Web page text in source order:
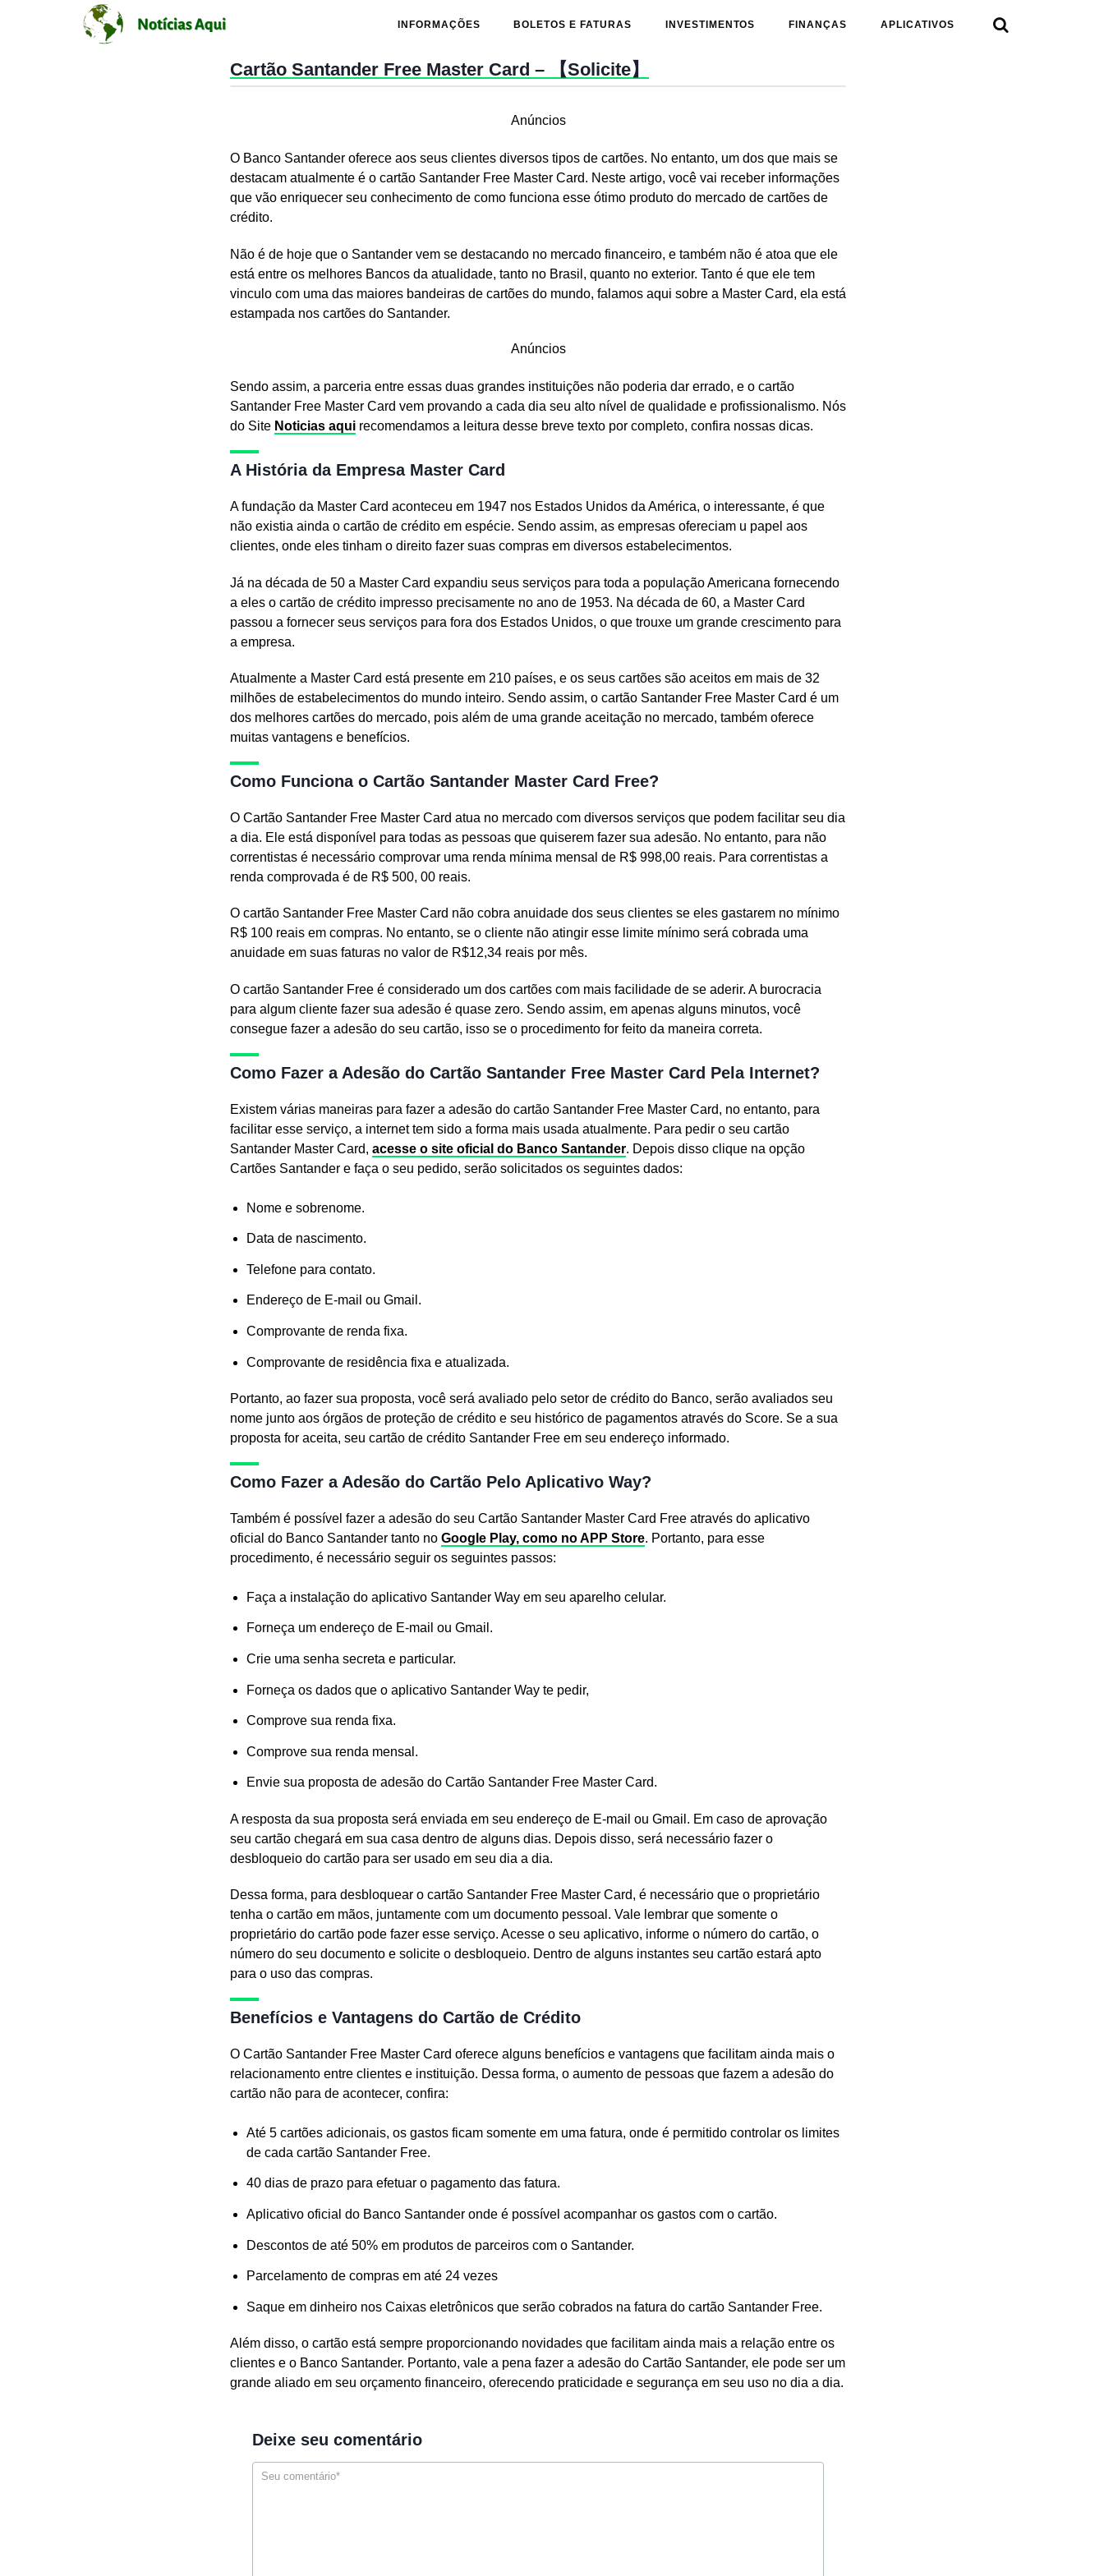
INFORMAÇÕES BOLETOS E FATURAS INVESTIMENTOS FINANÇAS APLICATIVOS 
Cartão Santander Free Master Card – 【Solicite】
Anúncios
O Banco Santander oferece aos seus clientes diversos tipos de cartões. No entanto, um dos que mais se
destacam atualmente é o cartão Santander Free Master Card. Neste artigo, você vai receber informações
que vão enriquecer seu conhecimento de como funciona esse ótimo produto do mercado de cartões de
crédito.
Não é de hoje que o Santander vem se destacando no mercado financeiro, e também não é atoa que ele
está entre os melhores Bancos da atualidade, tanto no Brasil, quanto no exterior. Tanto é que ele tem
vinculo com uma das maiores bandeiras de cartões do mundo, falamos aqui sobre a Master Card, ela está
estampada nos cartões do Santander.
Anúncios
Sendo assim, a parceria entre essas duas grandes instituições não poderia dar errado, e o cartão
Santander Free Master Card vem provando a cada dia seu alto nível de qualidade e profissionalismo. Nós
do Site Noticias aqui recomendamos a leitura desse breve texto por completo, confira nossas dicas.
A História da Empresa Master Card
A fundação da Master Card aconteceu em 1947 nos Estados Unidos da América, o interessante, é que
não existia ainda o cartão de crédito em espécie. Sendo assim, as empresas ofereciam u papel aos
clientes, onde eles tinham o direito fazer suas compras em diversos estabelecimentos.
Já na década de 50 a Master Card expandiu seus serviços para toda a população Americana fornecendo
a eles o cartão de crédito impresso precisamente no ano de 1953. Na década de 60, a Master Card
passou a fornecer seus serviços para fora dos Estados Unidos, o que trouxe um grande crescimento para
a empresa.
Atualmente a Master Card está presente em 210 países, e os seus cartões são aceitos em mais de 32
milhões de estabelecimentos do mundo inteiro. Sendo assim, o cartão Santander Free Master Card é um
dos melhores cartões do mercado, pois além de uma grande aceitação no mercado, também oferece
muitas vantagens e benefícios.
Como Funciona o Cartão Santander Master Card Free?
O Cartão Santander Free Master Card atua no mercado com diversos serviços que podem facilitar seu dia
a dia. Ele está disponível para todas as pessoas que quiserem fazer sua adesão. No entanto, para não
correntistas é necessário comprovar uma renda mínima mensal de R$ 998,00 reais. Para correntistas a
renda comprovada é de R$ 500, 00 reais.
O cartão Santander Free Master Card não cobra anuidade dos seus clientes se eles gastarem no mínimo
R$ 100 reais em compras. No entanto, se o cliente não atingir esse limite mínimo será cobrada uma
anuidade em suas faturas no valor de R$12,34 reais por mês.
O cartão Santander Free é considerado um dos cartões com mais facilidade de se aderir. A burocracia
para algum cliente fazer sua adesão é quase zero. Sendo assim, em apenas alguns minutos, você
consegue fazer a adesão do seu cartão, isso se o procedimento for feito da maneira correta.
Como Fazer a Adesão do Cartão Santander Free Master Card Pela Internet?
Existem várias maneiras para fazer a adesão do cartão Santander Free Master Card, no entanto, para
facilitar esse serviço, a internet tem sido a forma mais usada atualmente. Para pedir o seu cartão
Santander Master Card, acesse o site oficial do Banco Santander. Depois disso clique na opção
Cartões Santander e faça o seu pedido, serão solicitados os seguintes dados:
Nome e sobrenome.
Data de nascimento.
Telefone para contato.
Endereço de E-mail ou Gmail.
Comprovante de renda fixa.
Comprovante de residência fixa e atualizada.
Portanto, ao fazer sua proposta, você será avaliado pelo setor de crédito do Banco, serão avaliados seu
nome junto aos órgãos de proteção de crédito e seu histórico de pagamentos através do Score. Se a sua
proposta for aceita, seu cartão de crédito Santander Free em seu endereço informado.
Como Fazer a Adesão do Cartão Pelo Aplicativo Way?
Também é possível fazer a adesão do seu Cartão Santander Master Card Free através do aplicativo
oficial do Banco Santander tanto no Google Play, como no APP Store. Portanto, para esse
procedimento, é necessário seguir os seguintes passos:
Faça a instalação do aplicativo Santander Way em seu aparelho celular.
Forneça um endereço de E-mail ou Gmail.
Crie uma senha secreta e particular.
Forneça os dados que o aplicativo Santander Way te pedir,
Comprove sua renda fixa.
Comprove sua renda mensal.
Envie sua proposta de adesão do Cartão Santander Free Master Card.
A resposta da sua proposta será enviada em seu endereço de E-mail ou Gmail. Em caso de aprovação
seu cartão chegará em sua casa dentro de alguns dias. Depois disso, será necessário fazer o
desbloqueio do cartão para ser usado em seu dia a dia.
Dessa forma, para desbloquear o cartão Santander Free Master Card, é necessário que o proprietário
tenha o cartão em mãos, juntamente com um documento pessoal. Vale lembrar que somente o
proprietário do cartão pode fazer esse serviço. Acesse o seu aplicativo, informe o número do cartão, o
número do seu documento e solicite o desbloqueio. Dentro de alguns instantes seu cartão estará apto
para o uso das compras.
Benefícios e Vantagens do Cartão de Crédito
O Cartão Santander Free Master Card oferece alguns benefícios e vantagens que facilitam ainda mais o
relacionamento entre clientes e instituição. Dessa forma, o aumento de pessoas que fazem a adesão do
cartão não para de acontecer, confira:
Até 5 cartões adicionais, os gastos ficam somente em uma fatura, onde é permitido controlar os limites
de cada cartão Santander Free.
40 dias de prazo para efetuar o pagamento das fatura.
Aplicativo oficial do Banco Santander onde é possível acompanhar os gastos com o cartão.
Descontos de até 50% em produtos de parceiros com o Santander.
Parcelamento de compras em até 24 vezes
Saque em dinheiro nos Caixas eletrônicos que serão cobrados na fatura do cartão Santander Free.
Além disso, o cartão está sempre proporcionando novidades que facilitam ainda mais a relação entre os
clientes e o Banco Santander. Portanto, vale a pena fazer a adesão do Cartão Santander, ele pode ser um
grande aliado em seu orçamento financeiro, oferecendo praticidade e segurança em seu uso no dia a dia.
Deixe seu comentário